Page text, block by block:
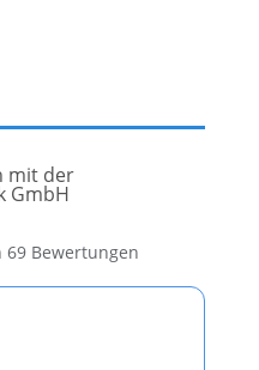
mit der
GmbH
69 Bewertungen